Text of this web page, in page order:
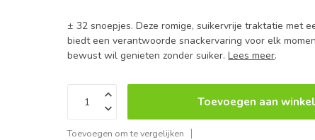
± 32 snoepjes. Deze romige, suikervrije traktatie met
biedt een verantwoorde snackervaring voor elk
bewust wil genieten zonder suiker.Lees meer.
Toevoegen aan
Toevoegen om te vergelijken